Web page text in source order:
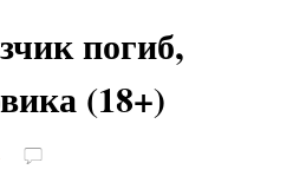
погиб,
(18+)